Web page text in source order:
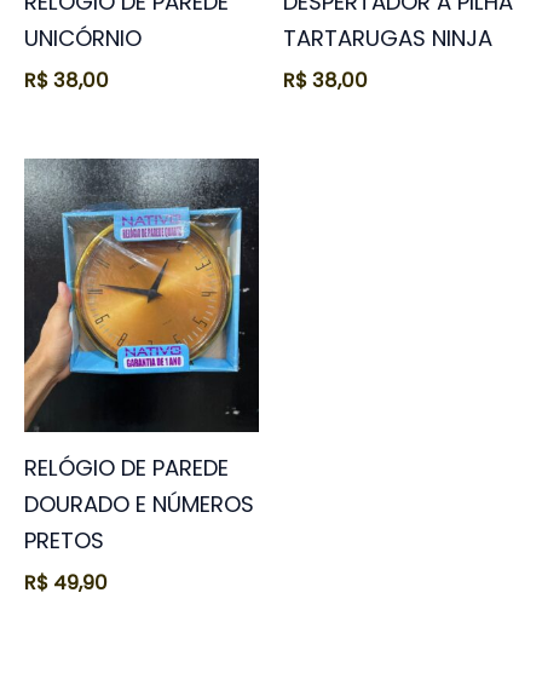
UNICÓRNIO
R$38,00
TARTARUGAS NINJA
R$38,00
RELÓGIO DE PAREDE
DOURADO E NÚMEROS
PRETOS
R$ 49,90